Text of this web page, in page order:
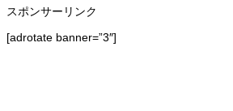
スポンサーリンク
[adrotate banner=”3″]